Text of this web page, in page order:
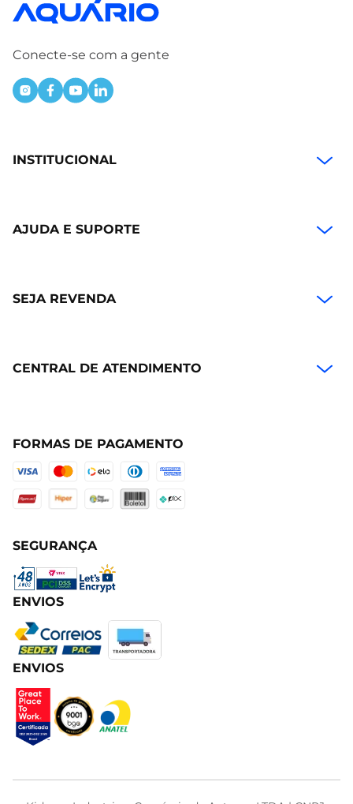
Conecte-se com a gente
INSTITUCIONAL
AJUDA E SUPORTE
SEJA REVENDA
CENTRAL DE ATENDIMENTO
FORMAS DE PAGAMENTO
SEGURANÇA
ENVIOS
ENVIOS